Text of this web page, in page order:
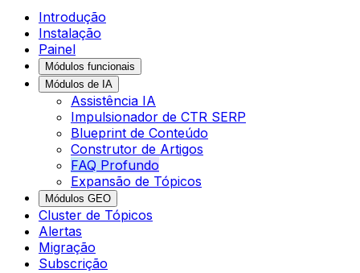
Introdução
Instalação
Painel
Módulos funcionais
Módulos de IA
Assistência IA
Impulsionador de CTR SERP
Blueprint de Conteúdo
Construtor de Artigos
FAQ Profundo
Expansão de Tópicos
Módulos GEO
Cluster de Tópicos
Alertas
Migração
Subscrição